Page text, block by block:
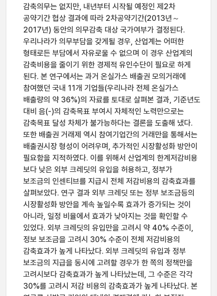
감축의무는 없지만, 내년부터 시작될 예정인 제2차
공약기간 협상 결과에 따라 2차공약기간(2013년～
2017년) 동안의 의무감축 대상 국가여부가 결정된다.
우리나라가 의무부담을 갖게될 경우, 산업계는 어떠한
형태로든 부담에서 자유로울 수 없으며 이 경우 산업계의
감축비용을 줄이기 위한 경제적 유인수단이 필요로 하게
된다. 본 연구에서는 과거 온실가스 배출권 모의거래에
참여했던 국내 11개 기업들(우리나라 전체 온실가스
배출량의 약 36%)의 자료를 토대로 살펴본 결과, 기준년도
대비 음(-)의 감축목표 부여시 자체적인 노력만으로는
감축목표 달성 차체가 불가능하다는 결론을 도출해 냈다.
또한 배출권 거래제 역시 참여기업간의 거래만을 통해서는
배출권시장 형성이 어려우며, 추가적인 시장활성화 방안이
필요함을 지적하였다. 이를 위해서 산업계의 한계저감비용
보다 낮은 외부 크레딧의 유입을 허용하고, 정부가
보조금의 인센티브를 지급시 전체 저감비용의 감축효과를
살펴보았다. 연구 결과 외부 크레딧 또는 정부 보조금등의
시장활성화 방안을 계속 높일수록 효과가 증가되는 것이
아니라, 일정 비율에서 효과가 낮아지는 것을 확인할 수
있었다. 외부 크레딧의 유입만을 고려시 약 40% 수준이,
정보 보조금을 고려시 30% 수준이 전체 저감비용의
감축효과가 높게 나타났다. 외부 크레딧의 유입과 정부
보조금의 지급을 동시에 고려할 경우가 한 쪽의 정책만을
고려시보다 감축효과가 높게 나타났는데, 그 수준은 각각
30%를 고려시 저감 비용의 감축효과가 높게 나타났다. 본